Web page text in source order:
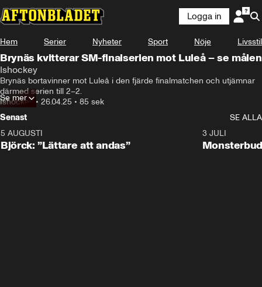
Logga in
Hem Serier Nyheter Sport Nöje Livsstil
Brynäs kvitterar SM-finalserien mot Luleå – se målen
Ishockey
Brynäs bortavinner mot Luleå i den fjärde finalmatchen och utjämnar
därmed serien till 2–2.
Ishockey• 26.04.25 • 85 sek
Se mer
Senast
SE ALLA
5 AUGUSTI
Björck: ”Lättare att andas”
3 JULI